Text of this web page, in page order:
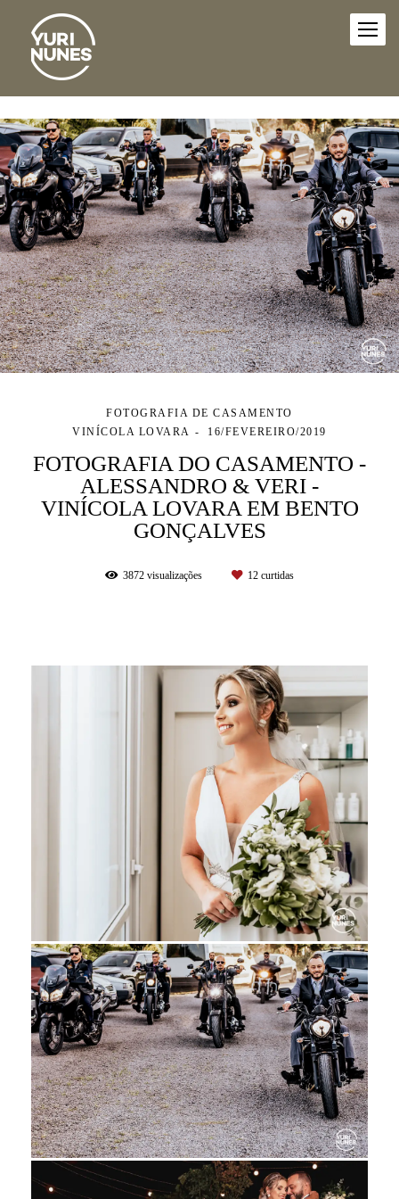
FOTOGRAFIA DE CASAMENTO
VINÍCOLA LOVARA
16/FEVEREIRO/2019
FOTOGRAFIA DO CASAMENTO -
ALESSANDRO & VERI -
VINÍCOLA LOVARA EM BENTO
GONÇALVES
3872 visualizações 12 curtidas